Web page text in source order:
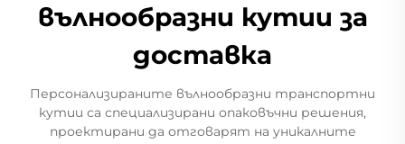
вълнообразни кутии за
доставка
Персонализираните вълнообразни транспортни
кутии са специализирани опаковъчни решения,
проектирани да отговарят на уникалните